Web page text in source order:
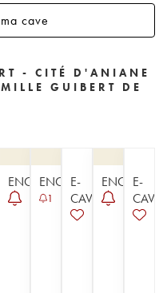
cave
- CITÉ D'ANIANE
GUIBERT DE
ENCHÈREENCHÈRE
1
E-
CAVISTE
ENCHÈRE
E-